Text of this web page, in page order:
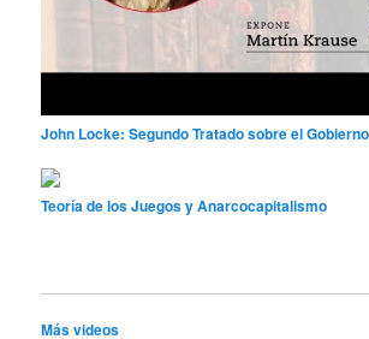
John Locke: Segundo Tratado sobre el
Teoría de los Juegos y Anarcocapitalismo
Más videos